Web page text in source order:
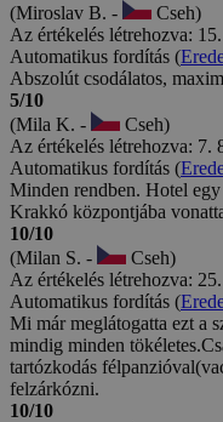
(Miroslav B. -
Cseh)
Az értékelés létrehozva:
Automatikus fordítás (
Abszolút csodálatos,
5/10
(Mila K. -
Cseh)
Az értékelés létrehozva: 7.
Automatikus fordítás (
Minden rendben. Hotel
Krakkó központjába
10/10
(Milan S. -
Cseh)
Az értékelés létrehozva:
Automatikus fordítás (
Mi már meglátogatta ezt a
mindig minden
tartózkodás
felzárkózni.
10/10